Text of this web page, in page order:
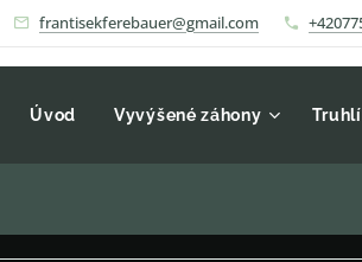
frantisekferebauer@gmail.com
Úvod Vyvýšené záhony